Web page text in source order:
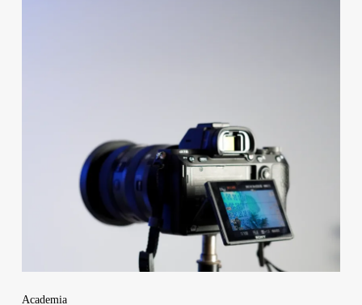
Academia